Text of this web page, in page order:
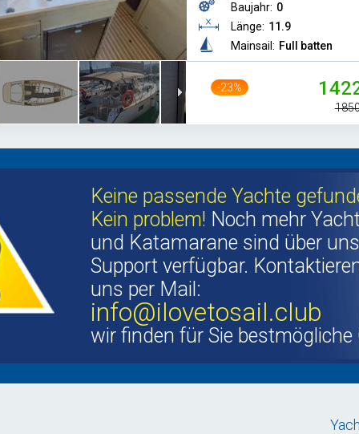
Baujahr: 0
Länge: 11.9
Mainsail: Full batten
-23%
Keine passende Yachte
Kein problem! Noch mehr
und Katamarane sind über
Support verfügbar.
uns per Mail:
info@ilovetosail.club
wir finden für Sie bestmögliche